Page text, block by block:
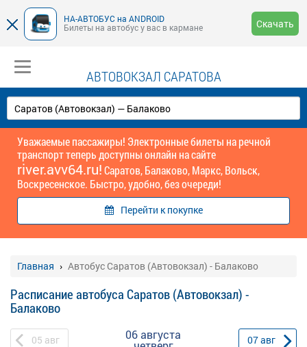
НА-АВТОБУС на ANDROID
Билеты на автобус у вас в кармане
Скачать
АВТОВОКЗАЛ САРАТОВА
Уважаемые пассажиры! Электронные билеты на речной
транспорт теперь доступны онлайн на сайте
river.avv64.ru!Саратов, Балаково, Маркс, Вольск,
Воскресенское. Быстро, удобно, без очереди!
Перейти к покупке
Главная Автобус Саратов (Автовокзал) - Балаково
Расписание автобуса Саратов (Автовокзал) -
Балаково
05 авг 06 августа 07авг